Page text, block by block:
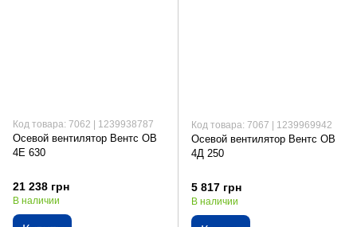
Код товара: 7062 | 1239938787
Осевой вентилятор Вентс ОВ
4Е 630
21 238 грн
В наличии
Код товара: 7067 | 1239969942
Осевой вентилятор Вентс ОВ
4Д 250
5 817 грн
В наличии